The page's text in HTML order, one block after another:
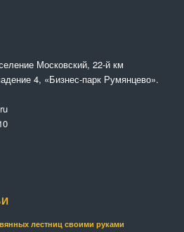
Московский, 22-й км
4, «Бизнес-парк Румянцево».
лестниц своими руками